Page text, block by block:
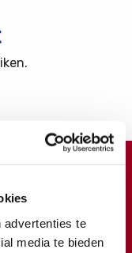
advertenties te
media te bieden
gift doen?